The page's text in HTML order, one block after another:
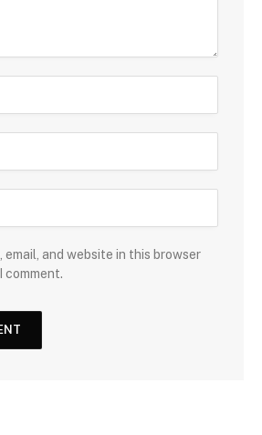
email, and website in this browser
comment.